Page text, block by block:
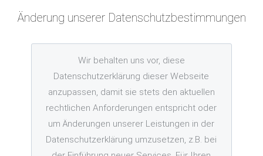
Änderung unserer Datenschutzbestimmungen
Wir behalten uns vor, diese
Datenschutzerklärung dieser Webseite
anzupassen, damit sie stets den aktuellen
rechtlichen Anforderungen entspricht oder
um Änderungen unserer Leistungen in der
Datenschutzerklärung umzusetzen, z.B. bei